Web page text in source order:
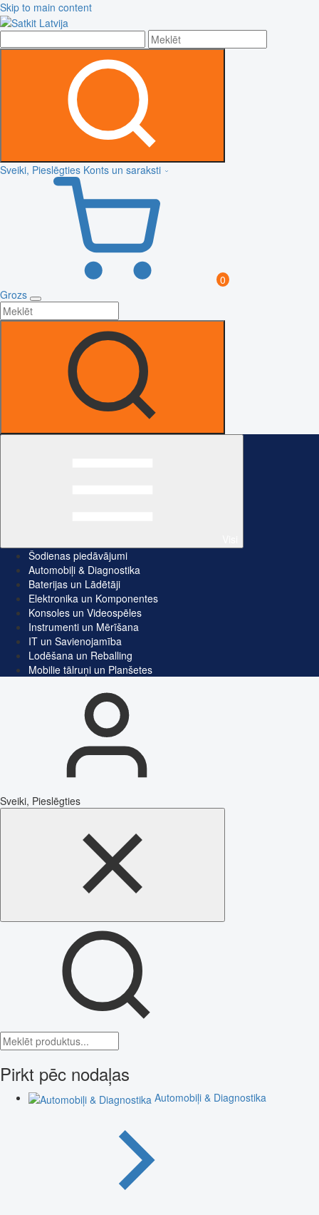
Skip to main content
Sveiki, Pieslēgties Konts un saraksti
0
Grozs
Šodienas piedāvājumi
Automobiļi & Diagnostika
Baterijas un Lādētāji
Elektronika un Komponentes
Konsoles un Videospēles
Instrumenti un Mērīšana
IT un Savienojamība
Lodēšana un Reballing
Mobilie tālruņi un Planšetes
Sveiki, Pieslēgties
Pirkt pēc nodaļas
Automobiļi & Diagnostika